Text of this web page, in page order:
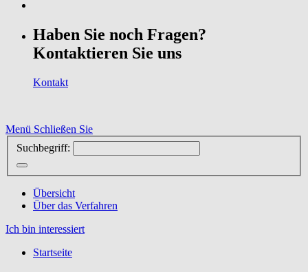
Haben Sie noch Fragen?
Kontaktieren Sie uns
Kontakt
Menü Schließen Sie
Suchbegriff:
Übersicht
Über das Verfahren
Ich bin interessiert
Startseite